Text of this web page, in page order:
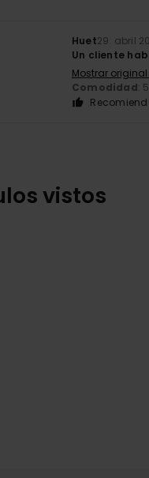
Huet29. abril
Un cliente
Mostrar
Comodidad: 5
vistos